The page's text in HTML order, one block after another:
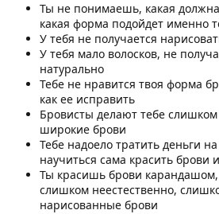
Ты не понимаешь, какая
какая форма подойдет именно
У тебя не получается
У тебя мало волосков, не
натурально
Тебе не нравится твоя форма
как ее исправить
Бровисты делают тебе
широкие брови
Тебе надоело тратить деньги
научиться сама красить брови
Ты красишь брови карандашом,
слишком неестественно,
нарисованные брови